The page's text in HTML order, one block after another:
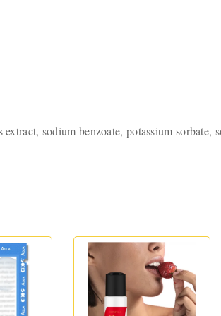
sodium benzoate, potassium